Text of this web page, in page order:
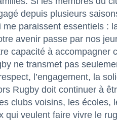
depuis plusieurs
paraissent essentiels :
avenir passe par nos
capacité à accompagner
ne transmet pas
l’engagement, la
Rugby doit continuer à
clubs voisins, les
qui veulent faire vivre le